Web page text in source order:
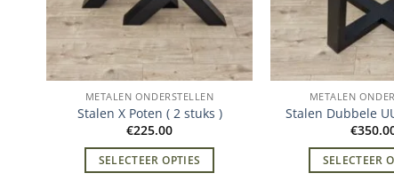
METALEN ONDERSTELLEN
Stalen X Poten ( 2 stuks )
€225.00
SELECTEER OPTIES
METALEN
Stalen Dubbele
€
SELECTEER